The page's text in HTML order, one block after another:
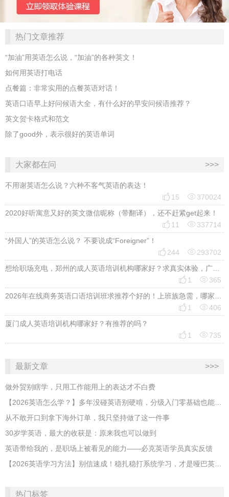
热门文章推荐
“加油”用英语怎么说，“加油”的各种英文！
如何用英语打电话
点餐篇：非常实用的点餐英语对话！
英语口语早上好问候语大全，有什么好的早安问候语推荐？
英文贺卡格式和范文
除了good外，表示很好的英语单词
大家都在问 >>>
不用谢英语怎么说？六种不客气英语的表达！
 15 370024
2020好听寓意又好的英文微信昵称（带翻译），还不赶紧get起来！
 11 337714
“外国人”的英语怎么说？ 不要说成“Foreigner”！
 244 293702
想给职场充电，郑州的成人英语培训机构哪家好？求真实体验，广告勿扰，感谢！
 1 365
2026年在线商务英语口语培训班求推荐个好的！上班族急需，哪家好？
 1 406
厦门成人英语培训机构哪家好？有推荐的吗？
 1 735
最新文章 >>>
做外贸别瞎学，只用工作能用上的表达才不白费
【2026英语怎么学？】多年没碰英语别硬啃，分级入门零基础也能跟上
从不敢开口到拿下海外订单，我只坚持做了这一件事
30岁学英语，最大的收获是：原来我也可以做到
英语带给我的，是职场上被看见的能力——必克英语学员真实反馈
【2026英语学习方法】别信速成！稳扎稳打系统学习，才是哑巴英语解药
热门标签